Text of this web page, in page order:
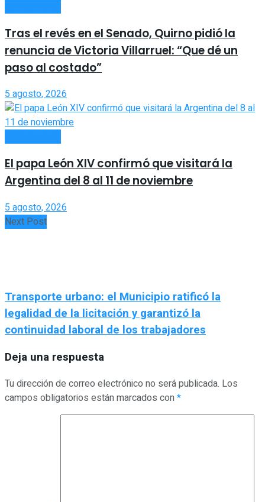
Tras el revés en el Senado, Quirno pidió la
renuncia de Victoria Villarruel: “Que dé un
paso al costado”
5 agosto, 2026
El papa León XIV confirmó que visitará la
Argentina del 8 al 11 de noviembre
5 agosto, 2026
Next Post
Transporte urbano: el Municipio ratificó la
legalidad de la licitación y garantizó la
continuidad laboral de los trabajadores
Deja una respuesta
Tu dirección de correo electrónico no será publicada. Los
campos obligatorios están marcados con*